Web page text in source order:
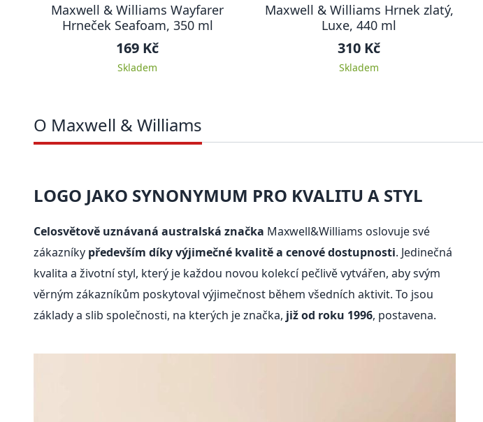
Maxwell & Williams Wayfarer
Hrneček Seafoam, 350 ml
169 Kč
Skladem
Maxwell & Williams Hrnek zlatý,
Luxe, 440 ml
310 Kč
Skladem
O Maxwell & Williams
LOGO JAKO SYNONYMUM PRO KVALITU A STYL
Celosvětově uznávaná australská značka Maxwell&Williams oslovuje své
zákazníky především díky výjimečné kvalitě a cenové dostupnosti. Jedinečná
kvalita a životní styl, který je každou novou kolekcí pečlivě vytvářen, aby svým
věrným zákazníkům poskytoval výjimečnost během všedních aktivit. To jsou
základy a slib společnosti, na kterých je značka, již od roku 1996, postavena.